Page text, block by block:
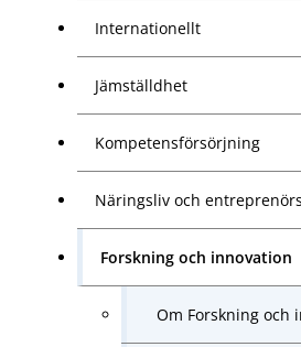
Internationellt
Jämställdhet
Kompetensförsörjning
Näringsliv och
Forskning och innovation
Om Forskning och